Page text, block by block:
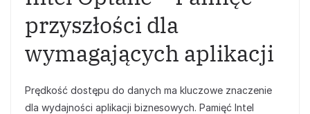
przyszłości dla
wymagających aplikacji
Prędkość dostępu do danych ma kluczowe znaczenie
dla wydajności aplikacji biznesowych. Pamięć Intel